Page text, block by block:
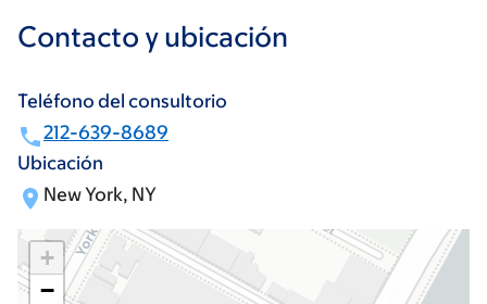
Contacto y ubicación
Teléfono del consultorio
212-639-8689
Ubicación
New York, NY
+
−